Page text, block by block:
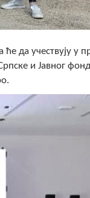
да учествују у
и Јавног